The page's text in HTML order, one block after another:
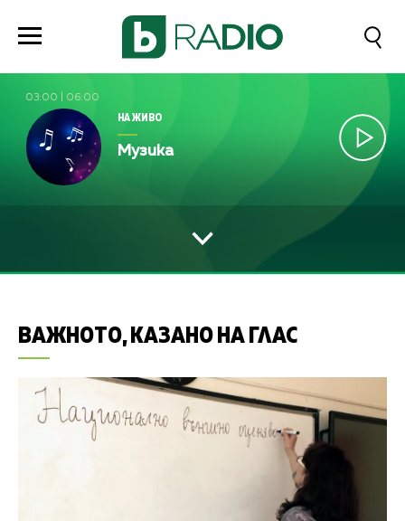
03:00 06:00
НА ЖИВО
Музика
ВАЖНОТО, КАЗАНО НА ГЛАС